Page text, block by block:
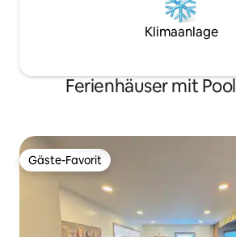
Klimaanlage
Ferienhäuser mit
Gäste-Favorit
Gäste-Favorit